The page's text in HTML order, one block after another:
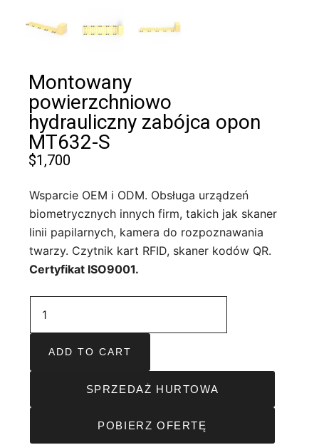
Montowany
powierzchniowo
hydrauliczny zabójca opon
MT632-S
$1,700
Wsparcie OEM i ODM. Obsługa urządzeń
biometrycznych innych firm, takich jak skaner
linii papilarnych, kamera do rozpoznawania
twarzy. Czytnik kart RFID, skaner kodów QR.
Certyfikat ISO9001.
ADD TO CART
SPRZEDAŻ HURTOWA
POBIERZ OFERTĘ